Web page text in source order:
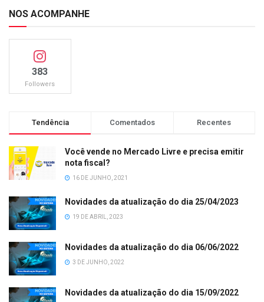
NOS ACOMPANHE
383
Followers
Tendência Comentados Recentes
Você vende no Mercado Livre e precisa emitir
nota fiscal?
16 DE JUNHO, 2021
Novidades da atualização do dia 25/04/2023
19 DE ABRIL, 2023
Novidades da atualização do dia 06/06/2022
3 DE JUNHO, 2022
Novidades da atualização do dia 15/09/2022